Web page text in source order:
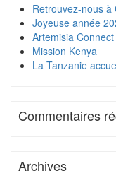
Retrouvez-nous à
Joyeuse année
Artemisia
Mission Kenya
La Tanzanie
Commentaires
Archives